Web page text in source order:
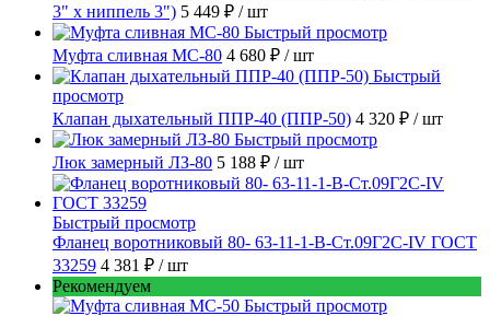
3" х ниппель 3") 5 449 ₽ / шт
Быстрый просмотр
Муфта сливная МС-80 4 680 ₽ / шт
Быстрый
просмотр
Клапан дыхательный ППР-40 (ППР-50) 4 320 ₽ / шт
Быстрый просмотр
Люк замерный ЛЗ-80 5 188 ₽ / шт
Быстрый просмотр
Фланец воротниковый 80- 63-11-1-B-Ст.09Г2С-IV ГОСТ
33259 4 381 ₽ / шт
Рекомендуем
Быстрый просмотр